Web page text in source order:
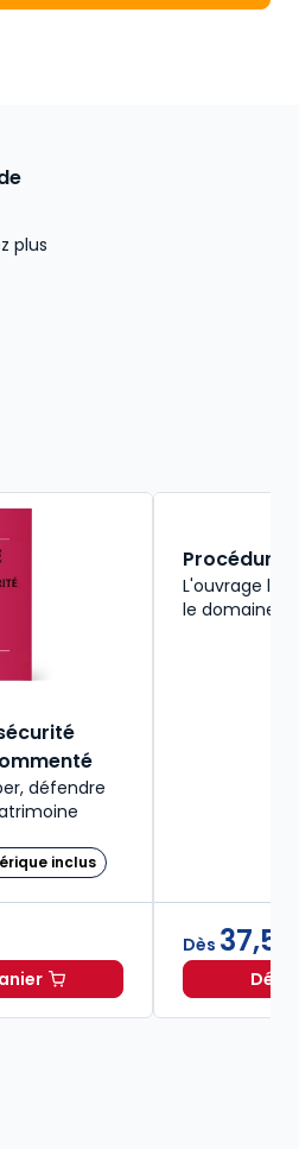
plus
2026/2027. 11e éd. à
défendre
inclus
de la cybersécurité 2026,
Procédure
L'ouvrage le
le domaine
Dès